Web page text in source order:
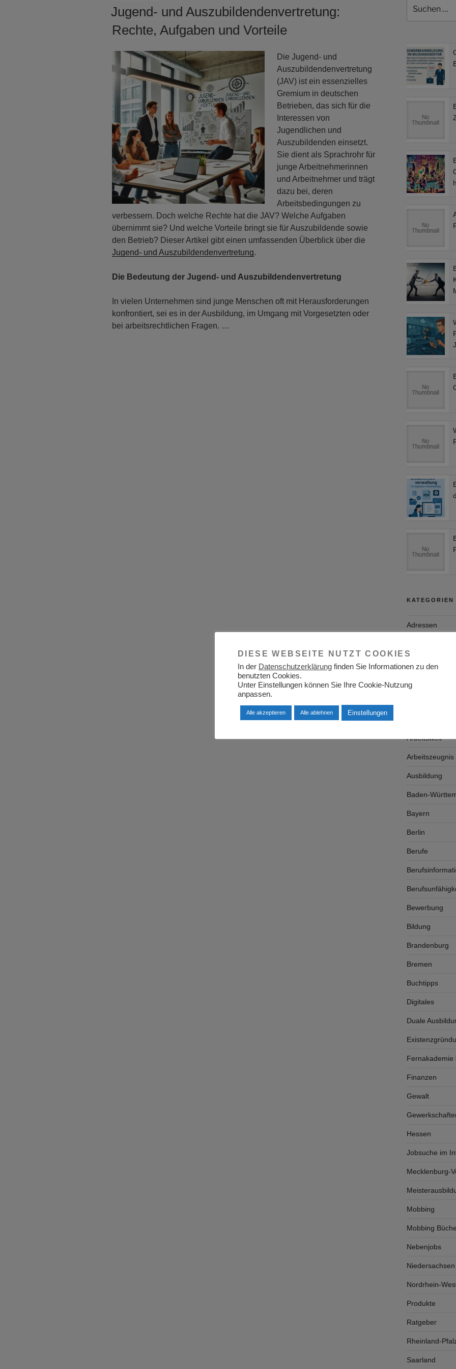
Jugend- und Auszubildendenvertretung:
Rechte, Aufgaben und Vorteile
Die Jugend- und
Auszubildendenvertretung
(JAV) ist ein essenzielles
Gremium in deutschen
Betrieben, das sich für die
Interessen von
Jugendlichen und
Auszubildenden einsetzt.
Sie dient als Sprachrohr für
junge Arbeitnehmerinnen
und Arbeitnehmer und trägt
dazu bei, deren
Arbeitsbedingungen zu
verbessern. Doch welche Rechte hat die JAV? Welche Aufgaben
übernimmt sie? Und welche Vorteile bringt sie für Auszubildende sowie
den Betrieb? Dieser Artikel gibt einen umfassenden Überblick über die
Jugend- und Auszubildendenvertretung.
Die Bedeutung der Jugend- und Auszubildendenvertretung
In vielen Unternehmen sind junge Menschen oft mit Herausforderungen
konfrontiert, sei es in der Ausbildung, im Umgang mit Vorgesetzten oder
bei arbeitsrechtlichen Fragen. …
nach:
KATEGORIEN
Adressen
Allgemein
Arbeitswelt
Arbeitszeugnis
Ausbildung
Baden-
Bayern
Berlin
Berufe
Bewerbung
Bildung
Brandenburg
Bremen
Buchtipps
Digitales
Duale
Fernakademie
Finanzen
Gewalt
Hessen
Jobsuche im
Mecklenburg-
Mobbing
Mobbing
Nebenjobs
Niedersachsen
Nordrhein-
Produkte
Ratgeber
Rheinland-
Saarland
DIESE WEBSEITE NUTZT COOKIES
In der Datenschutzerklärung finden Sie Informationen zu den
benutzten Cookies.
Unter Einstellungen können Sie Ihre Cookie-Nutzung
anpassen.
Alle akzeptieren Alle ablehnen Einstellungen